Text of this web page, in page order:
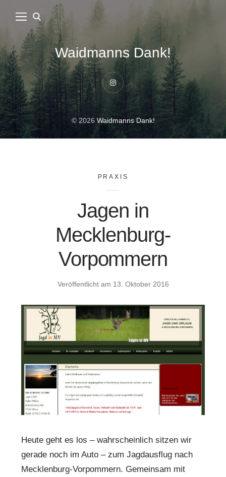
Waidmanns Dank!
Instagram
© 2026Waidmanns Dank!
PRAXIS
Jagen in
Mecklenburg-
Vorpommern
Veröffentlicht am 13. Oktober 2016
Heute geht es los – wahrscheinlich sitzen wir
gerade noch im Auto – zum Jagdausflug nach
Mecklenburg-Vorpommern. Gemeinsam mit